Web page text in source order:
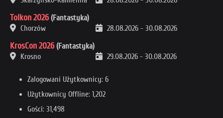
Tolkon 2026 (Fantastyka)
Chorzów
28.08.2026 - 30.08.2026
KrosCon 2026 (Fantastyka)
Krosno
29.08.2026 - 30.08.2026
Zalogowani Użytkownicy: 6
Użytkownicy Offline: 1,202
Gości: 31,498